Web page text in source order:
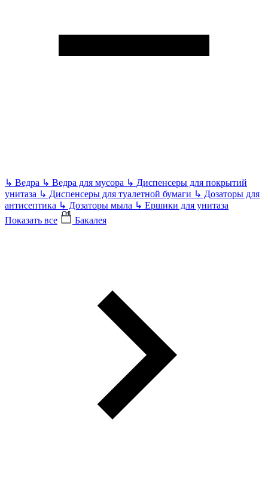
↳ Ведра ↳ Ведра для мусора ↳ Диспенсеры для покрытий
унитаза ↳ Диспенсеры для туалетной бумаги ↳ Дозаторы для
антисептика ↳ Дозаторы мыла ↳ Ершики для унитаза
Показать все
Бакалея